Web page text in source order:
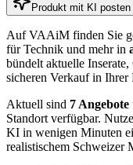
Produkt mit KI posten
Auf VAAiM finden Sie
für Technik und mehr in
bündelt aktuelle
sicheren Verkauf in Ihrer
Aktuell sind 7 Angebote
Standort verfügbar.
KI in wenigen Minuten
realistischem Schweizer